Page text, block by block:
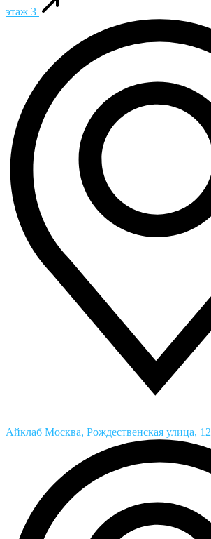
этаж 3
Айклаб Москва, Рождественская улица, 12